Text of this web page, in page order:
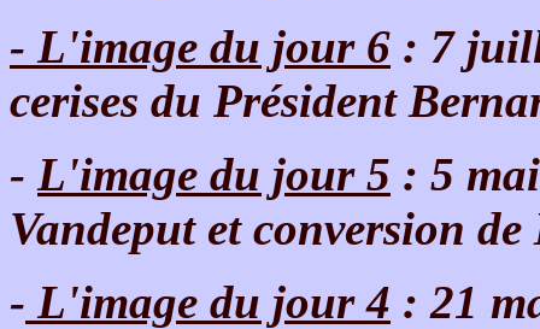
- L'image du jour 6 : 7
cerises du Président
- L'image du jour 5 : 5
Vandeput et conversion
- L'image du jour 4 : 21